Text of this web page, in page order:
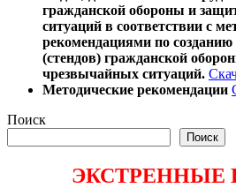
гражданской обороны и
ситуаций в соответствии с
рекомендациями по
(стендов) гражданской
чрезвычайных ситуаций.
Методические рекомендации
Поиск
Поиск
ЭКСТРЕННЫЕ